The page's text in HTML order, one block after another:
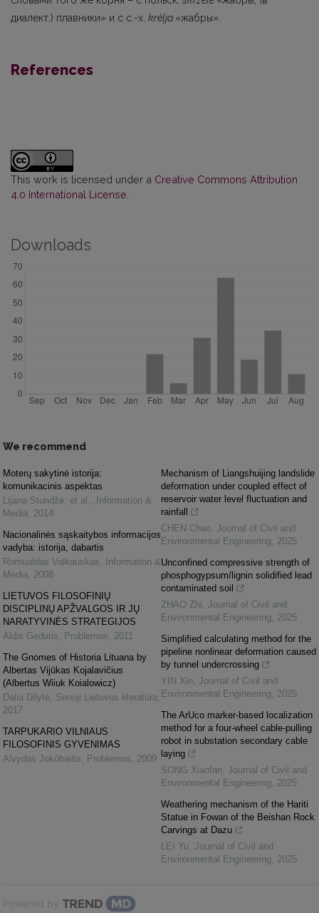
диалект.) плавники» и с с.-х. krèljа «жабры».
References
This work is licensed under a Creative Commons Attribution
4.0 International License
Downloads
We recommend
Moterų sakytinė istorija:
komunikacinis aspektas
Lijana Stundžė, et al.
Information &
Media
2014
Nacionalinės sąskaitybos informacijos
vadyba: istorija, dabartis
Romualdas Valkauskas
Information &
Media
2008
LIETUVOS FILOSOFINIŲ
DISCIPLINŲ APŽVALGOS IR JŲ
NARATYVINĖS STRATEGIJOS
Aldis Gedutis
Problemos
2011
The Gnomes of Historia Lituana by
Albertas Vijūkas Kojalavičius
(Albertus Wiiuk Koialowicz)
Dalia Dilytė Senoji Lietuvos literatūra
2017
TARPUKARIO VILNIAUS
FILOSOFINIS GYVENIMAS
Alvydas Jokūbaitis
Problemos 2009
Mechanism of Liangshuijing landslide
deformation under coupled effect of
reservoir water level fluctuation and
rainfall
CHEN Chao Journal of Civil and
Environmental Engineering
2025
Unconfined compressive strength of
phosphogypsum/lignin solidified lead
contaminated soil
ZHAO Zhi Journal of Civil and
Environmental Engineering
2025
Simplified calculating method for the
pipeline nonlinear deformation caused
by tunnel undercrossing
YIN Xin Journal of Civil and
Environmental Engineering
2025
The ArUco marker-based localization
method for a four-wheel cable-pulling
robot in substation secondary cable
laying
SONG Xiaofan Journal of Civil and
Environmental Engineering
2025
Weathering mechanism of the Hariti
Statue in Fowan of the Beishan Rock
Carvings at Dazu
LEI Yu Journal of Civil and
Environmental Engineering
2025
Powered by